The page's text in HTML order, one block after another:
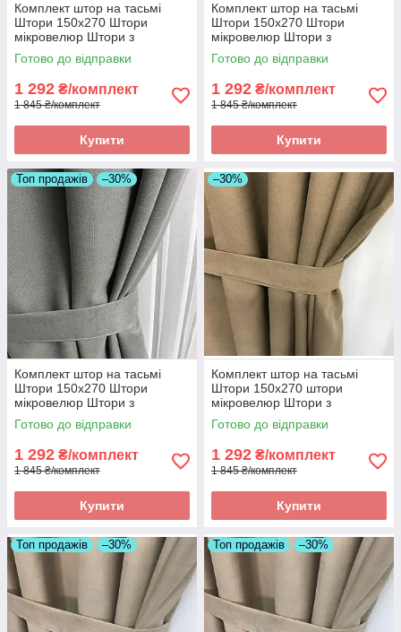
Комплект штор на тасьмі
Штори 150х270 Штори
мікровелюр Штори з
підхватами Колір кремовий
Готово до відправки
1 292 ₴/комплект
1 845 ₴/комплект
Купити
Комплект штор на тасьмі
Штори 150х270 Штори
мікровелюр Штори з
підхватами Колір Бірюзовий
Готово до відправки
1 292 ₴/комплект
1 845 ₴/комплект
Купити
Топ продажів –30%
Комплект штор на тасьмі
Штори 150х270 Штори
мікровелюр Штори з
підхватами Колір Сірий
Готово до відправки
1 292 ₴/комплект
1 845 ₴/комплект
Купити
–30%
Комплект штор на тасьмі
Штори 150х270 штори
мікровелюр Штори з
підхватами Колір Золотистий
Готово до відправки
1 292 ₴/комплект
1 845 ₴/комплект
Купити
Топ продажів –30% Топ продажів –30%